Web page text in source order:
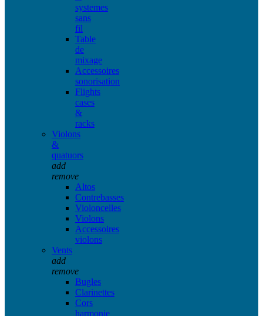
systemes
sans
fil
Table
de
mixage
Accessoires
sonorisation
Flights
cases
&
racks
Violons
&
quatuors
add
remove
Altos
Contrebasses
Violoncelles
Violons
Accessoires
violons
Vents
add
remove
Bugles
Clarinettes
Cors
harmonie